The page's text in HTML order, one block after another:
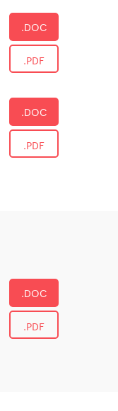
.DOC
.PDF
.DOC
.PDF
.DOC
.PDF